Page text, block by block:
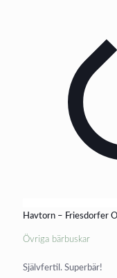
Havtorn – Friesdorfer
Övriga bärbuskar
Självfertil. Superbär!